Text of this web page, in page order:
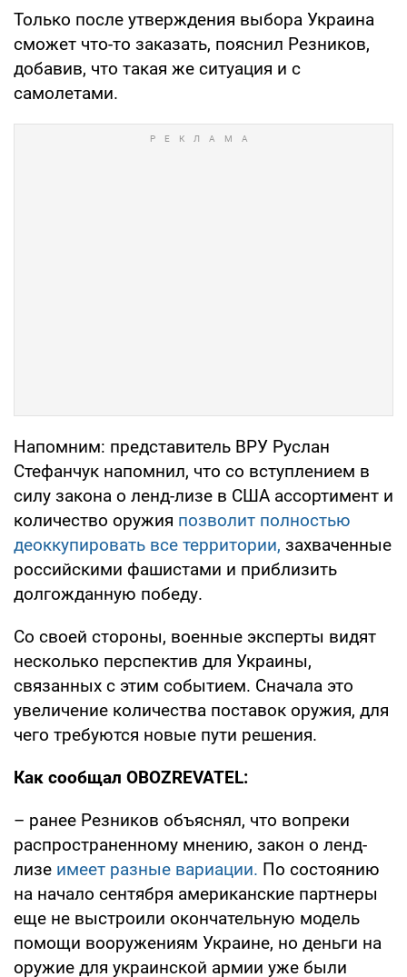
Только после утверждения выбора Украина
сможет что-то заказать, пояснил Резников,
добавив, что такая же ситуация и с
самолетами.
Напомним: представитель ВРУ Руслан
Стефанчук напомнил, что со вступлением в
силу закона о ленд-лизе в США ассортимент и
количество оружия позволит полностью
деоккупировать все территории, захваченные
российскими фашистами и приблизить
долгожданную победу.
Со своей стороны, военные эксперты видят
несколько перспектив для Украины,
связанных с этим событием. Сначала это
увеличение количества поставок оружия, для
чего требуются новые пути решения.
Как сообщал OBOZREVATEL:
– ранее Резников объяснял, что вопреки
распространенному мнению, закон о ленд-
лизе имеет разные вариации. По состоянию
на начало сентября американские партнеры
еще не выстроили окончательную модель
помощи вооружениям Украине, но деньги на
оружие для украинской армии уже были